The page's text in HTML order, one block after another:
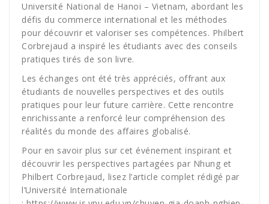
Université National de Hanoi – Vietnam, abordant les
défis du commerce international et les méthodes
pour découvrir et valoriser ses compétences. Philbert
Corbrejaud a inspiré les étudiants avec des conseils
pratiques tirés de son livre.
Les échanges ont été très appréciés, offrant aux
étudiants de nouvelles perspectives et des outils
pratiques pour leur future carrière. Cette rencontre
enrichissante a renforcé leur compréhension des
réalités du monde des affaires globalisé.
Pour en savoir plus sur cet événement inspirant et
découvrir les perspectives partagées par Nhung et
Philbert Corbrejaud, lisez l’article complet rédigé par
l’Université Internationale